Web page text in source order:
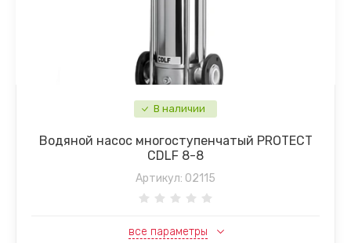
В наличии
Водяной насос многоступенчатый PROTECT
CDLF 8-8
Артикул: 02115
все параметры